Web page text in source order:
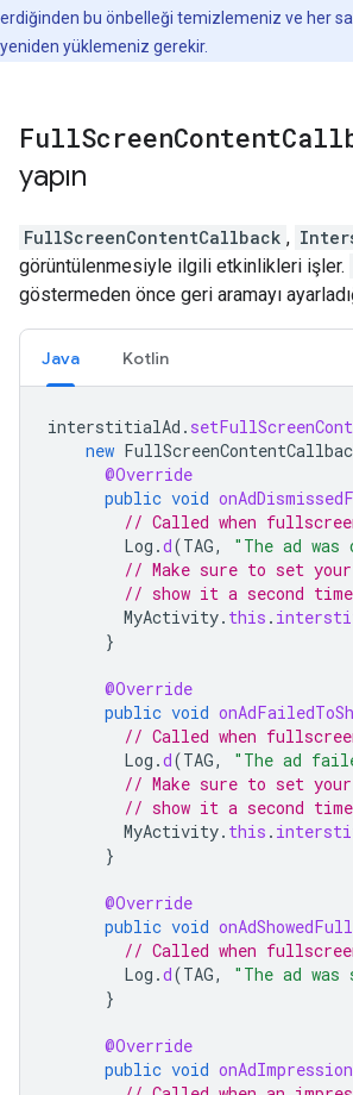
erdiğinden bu önbelleği temizlemeniz ve her
yeniden yüklemeniz gerekir.
FullScreenContent
yapın
FullScreenContentCallback ,
görüntülenmesiyle ilgili etkinlikleri işler.
göstermeden önce geri aramayı
Java Kotlin
interstitialAd .
new
@Override
public void
// Called when
Log .d(TAG, "The ad was
// Make sure to set
// show it a second
MyActivity. this .
}
@Override
public void
// Called when
Log .d(TAG, "The ad
// Make sure to set
// show it a second
MyActivity. this .
}
@Override
public void
// Called when
Log .d(TAG, "The ad was
}
@Override
public void onAdImpression